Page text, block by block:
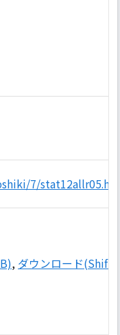
7/
, ダウンロード(Shift-